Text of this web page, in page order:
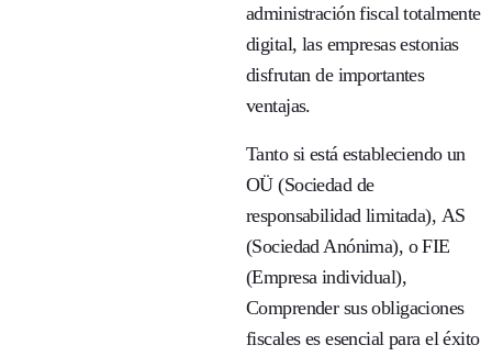
administración fiscal totalmente
digital, las empresas estonias
disfrutan de importantes
ventajas.
Tanto si está estableciendo un
OÜ (Sociedad de
responsabilidad limitada), AS
(Sociedad Anónima), oFIE
(Empresa individual),
Comprender sus obligaciones
fiscales es esencial para el éxito